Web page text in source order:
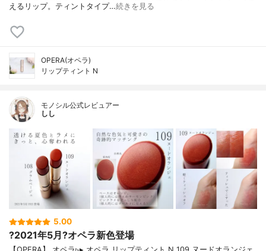
えるリップ。ティントタイプ…続きを見る
OPERA(オペラ)
リップティント N
モノシル公式レビュアー
しし
5.00
?2021年5月?オペラ新色登場